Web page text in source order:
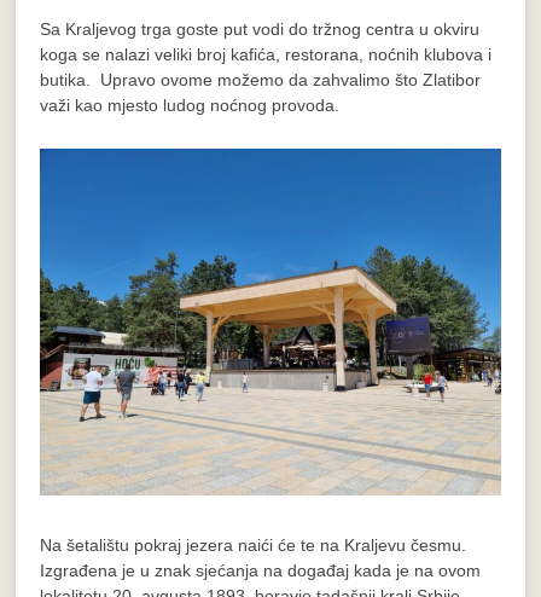
Sa Kraljevog trga goste put vodi do tržnog centra u okviru
koga se nalazi veliki broj kafića, restorana, noćnih klubova i
butika. Upravo ovome možemo da zahvalimo što Zlatibor
važi kao mjesto ludog noćnog provoda.
Na šetalištu pokraj jezera naići će te na Kraljevu česmu.
Izgrađena je u znak sjećanja na događaj kada je na ovom